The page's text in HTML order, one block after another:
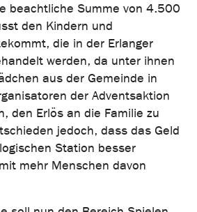
beachtliche Summe von 4.500
den Kindern und
die in der Erlanger
werden, da unter ihnen
aus der Gemeinde in
der Adventsaktion
den Erlös an die Familie zu
jedoch, dass das Geld
Station besser
mehr Menschen davon